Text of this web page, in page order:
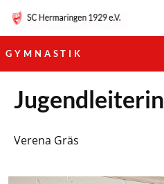
GYMNASTIK
HAUPTVEREIN
Jugendleiterin
Verena Gräs